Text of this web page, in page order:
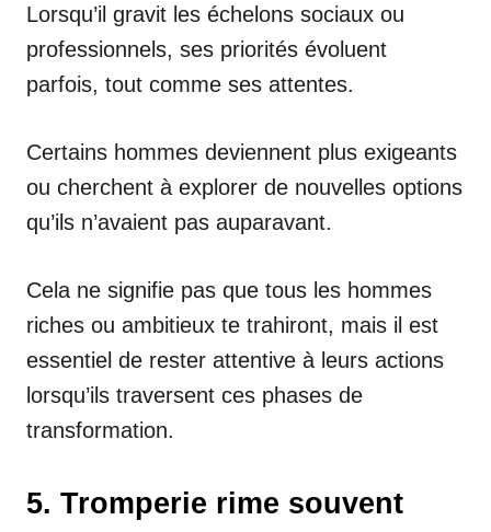
Lorsqu’il gravit les échelons sociaux ou
professionnels, ses priorités évoluent
parfois, tout comme ses attentes.
Certains hommes deviennent plus exigeants
ou cherchent à explorer de nouvelles options
qu’ils n’avaient pas auparavant.
Cela ne signifie pas que tous les hommes
riches ou ambitieux te trahiront, mais il est
essentiel de rester attentive à leurs actions
lorsqu’ils traversent ces phases de
transformation.
5. Tromperie rime souvent